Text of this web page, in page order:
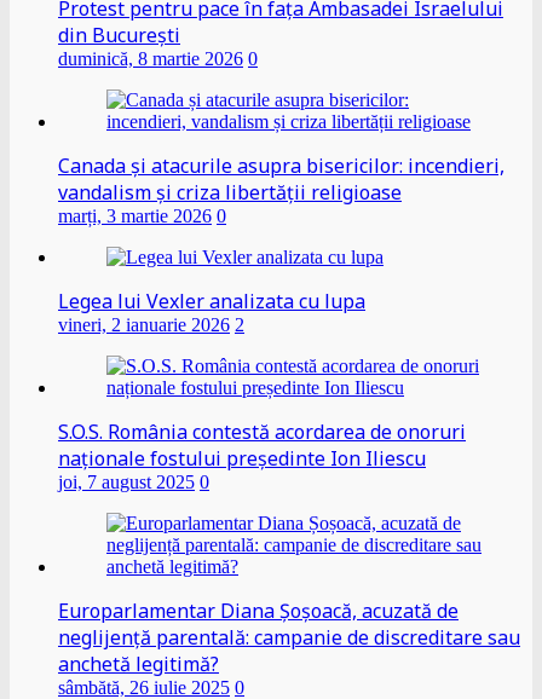
Protest pentru pace în fața Ambasadei Israelului
din București
duminică, 8 martie 2026 0
Canada și atacurile asupra bisericilor: incendieri,
vandalism și criza libertății religioase
marți, 3 martie 2026 0
Legea lui Vexler analizata cu lupa
vineri, 2 ianuarie 2026 2
S.O.S. România contestă acordarea de onoruri
naționale fostului președinte Ion Iliescu
joi, 7 august 2025 0
Europarlamentar Diana Șoșoacă, acuzată de
neglijență parentală: campanie de discreditare sau
anchetă legitimă?
sâmbătă, 26 iulie 2025 0